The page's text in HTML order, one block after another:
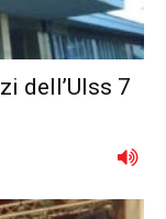
dell’Ulss 7